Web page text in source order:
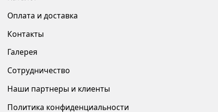
Оплата и доставка
Контакты
Галерея
Сотрудничество
Наши партнеры и клиенты
Политика конфиденциальности